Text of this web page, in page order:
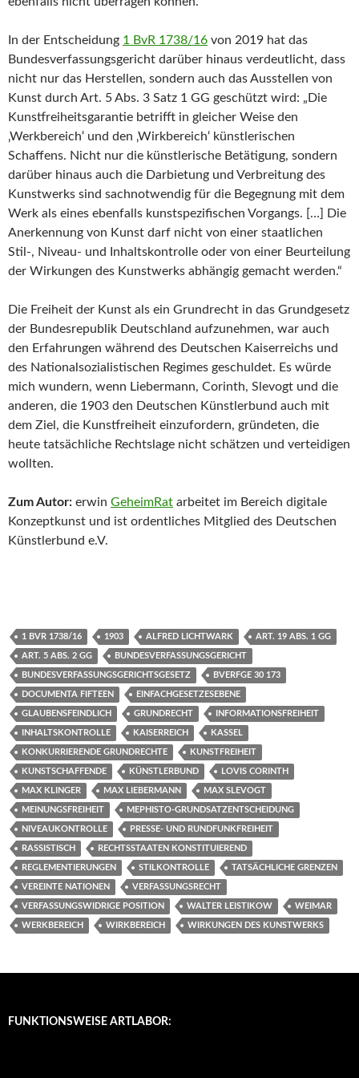
In der Entscheidung 1 BvR 1738/16 von 2019 hat das
Bundesverfassungsgericht darüber hinaus verdeutlicht, dass
nicht nur das Herstellen, sondern auch das Ausstellen von
Kunst durch Art. 5 Abs. 3 Satz 1 GG geschützt wird: „Die
Kunstfreiheitsgarantie betrifft in gleicher Weise den
‚Werkbereich‘ und den ‚Wirkbereich‘ künstlerischen
Schaffens. Nicht nur die künstlerische Betätigung, sondern
darüber hinaus auch die Darbietung und Verbreitung des
Kunstwerks sind sachnotwendig für die Begegnung mit dem
Werk als eines ebenfalls kunstspezifischen Vorgangs. […] Die
Anerkennung von Kunst darf nicht von einer staatlichen
Stil-, Niveau- und Inhaltskontrolle oder von einer Beurteilung
der Wirkungen des Kunstwerks abhängig gemacht werden.“
Die Freiheit der Kunst als ein Grundrecht in das Grundgesetz
der Bundesrepublik Deutschland aufzunehmen, war auch
den Erfahrungen während des Deutschen Kaiserreichs und
des Nationalsozialistischen Regimes geschuldet. Es würde
mich wundern, wenn Liebermann, Corinth, Slevogt und die
anderen, die 1903 den Deutschen Künstlerbund auch mit
dem Ziel, die Kunstfreiheit einzufordern, gründeten, die
heute tatsächliche Rechtslage nicht schätzen und verteidigen
wollten.
Zum Autor: erwin GeheimRat arbeitet im Bereich digitale
Konzeptkunst und ist ordentliches Mitglied des Deutschen
Künstlerbund e.V.
1 BVR 1738/16 1903 ALFRED LICHTWARK ART. 19 ABS. 1 GG
ART. 5 ABS. 2 GG BUNDESVERFASSUNGSGERICHT
BUNDESVERFASSUNGSGERICHTSGESETZ BVERFGE 30 173
DOCUMENTA FIFTEEN EINFACHGESETZESEBENE
GLAUBENSFEINDLICH GRUNDRECHT INFORMATIONSFREIHEIT
INHALTSKONTROLLE KAISERREICH KASSEL
KONKURRIERENDE GRUNDRECHTE KUNSTFREIHEIT
KUNSTSCHAFFENDE KÜNSTLERBUND LOVIS CORINTH
MAX KLINGER MAX LIEBERMANN MAX SLEVOGT
MEINUNGSFREIHEIT MEPHISTO-GRUNDSATZENTSCHEIDUNG
NIVEAUKONTROLLE PRESSE- UND RUNDFUNKFREIHEIT
RASSISTISCH RECHTSSTAATEN KONSTITUIEREND
REGLEMENTIERUNGEN STILKONTROLLE TATSÄCHLICHE GRENZEN
VEREINTE NATIONEN VERFASSUNGSRECHT
VERFASSUNGSWIDRIGE POSITION WALTER LEISTIKOW WEIMAR
WERKBEREICH WIRKBEREICH WIRKUNGEN DES KUNSTWERKS
FUNKTIONSWEISE ARTLABOR: